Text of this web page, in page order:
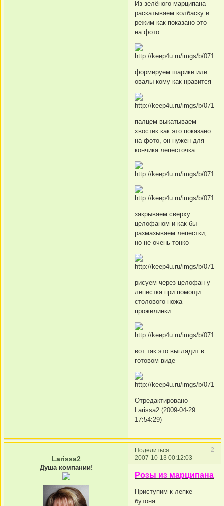
Из зелёного марципана
раскатываем колбаску и
режим как показано это
на фото
формируем шарики или
овалы кому как нравится
палцем выкатываем
хвостик как это показано
на фото, он нужен для
кончика лепесточка
закрываем сверху
целофаном и как бы
размазываем лепестки,
но не очень тонко
рисуем через целофан у
лепестка при помощи
столового ножа
прожилинки
вот так это выглядит в
готовом виде
Отредактировано
Larissa2 (2009-04-29
17:54:29)
Поделиться
2
2007-10-13 00:12:03
Larissa2
Душа компании!
Розы из марципана
Приступим к лепке
бутона